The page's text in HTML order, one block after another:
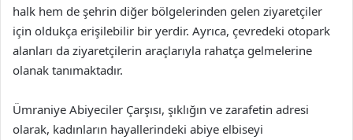
halk hem de şehrin diğer bölgelerinden gelen ziyaretçiler
için oldukça erişilebilir bir yerdir. Ayrıca, çevredeki otopark
alanları da ziyaretçilerin araçlarıyla rahatça gelmelerine
olanak tanımaktadır.
Ümraniye Abiyeciler Çarşısı, şıklığın ve zarafetin adresi
olarak, kadınların hayallerindeki abiye elbiseyi